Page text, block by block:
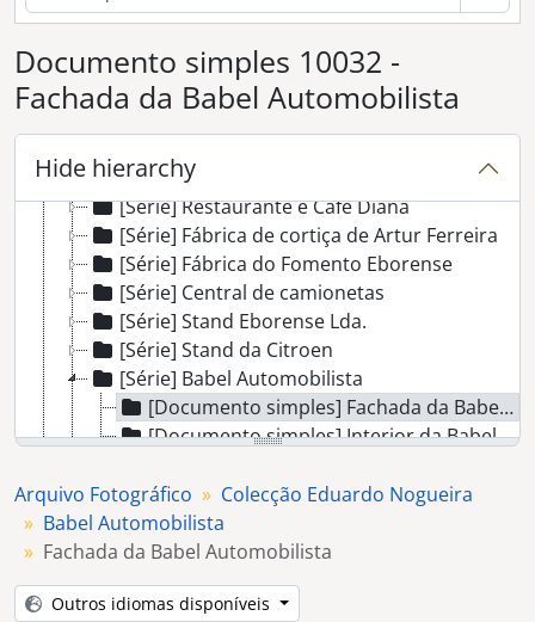
Documento simples 10032 -
Fachada da Babel Automobilista
Hide hierarchy
[Série] Regimento de Artilharia
[Série] Escola Industrial (actual Escola Gabriel Pereira)
[Série] Oficina Évora-Auto
[Série] Aspectos não identificados
[Série] Restaurante e Café Diana
[Série] Fábrica de cortiça de Artur Ferreira
[Série] Fábrica do Fomento Eborense
[Série] Central de camionetas
[Série] Stand Eborense Lda.
[Série] Stand da Citroen
[Série] Babel Automobilista
[Documento simples] Fachada da Babel Automobilista
[Documento simples] Interior da Babel Automobilista
[Série] Stand oficina "A Comercial de Évora"
[Série] Loja Singer
[Série] Instalações da Câmara Municipal de Évora
[Série] Sociedade Harmonia Eborense
[Série] Salão Central Eborense
Arquivo Fotográfico
Colecção Eduardo Nogueira
Babel Automobilista
Fachada da Babel Automobilista
Outros idiomas disponíveis